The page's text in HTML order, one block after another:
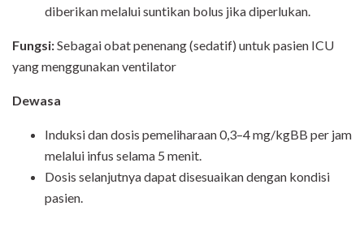
diberikan melalui suntikan bolus jika diperlukan.
Fungsi:Sebagai obat penenang (sedatif) untuk pasien ICU
yang menggunakan ventilator
Dewasa
Induksi dan dosis pemeliharaan 0,3–4 mg/kgBB per jam
melalui infus selama 5 menit.
Dosis selanjutnya dapat disesuaikan dengan kondisi
pasien.